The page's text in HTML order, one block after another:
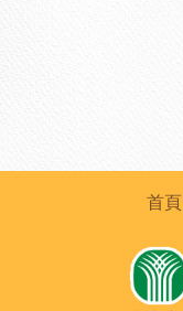
首頁